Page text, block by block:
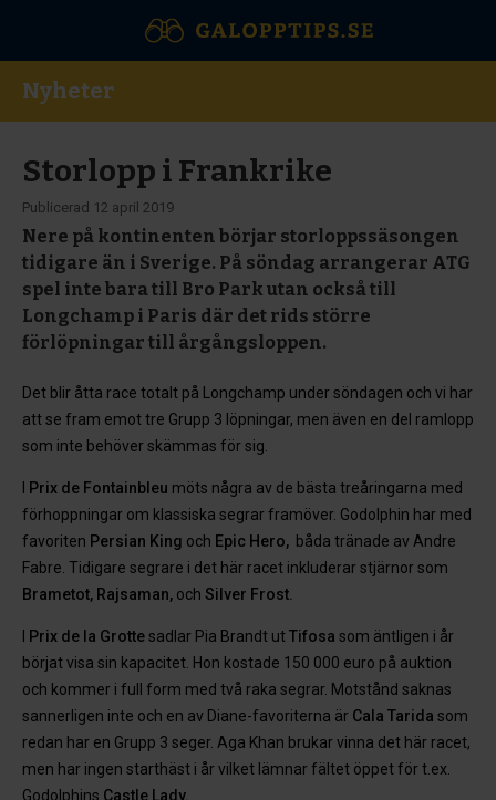
Nyheter
Storlopp i Frankrike
Publicerad 12 april 2019
Nere på kontinenten börjar storloppssäsongen
tidigare än i Sverige. På söndag arrangerar ATG
spel inte bara till Bro Park utan också till
Longchamp i Paris där det rids större
förlöpningar till årgångsloppen.
Det blir åtta race totalt på Longchamp under söndagen och vi har
att se fram emot tre Grupp 3 löpningar, men även en del ramlopp
som inte behöver skämmas för sig.
I Prix de Fontainbleu möts några av de bästa treåringarna med
förhoppningar om klassiska segrar framöver. Godolphin har med
favoriten Persian King och Epic Hero, båda tränade av Andre
Fabre. Tidigare segrare i det här racet inkluderar stjärnor som
Brametot, Rajsaman, och Silver Frost.
I Prix de la Grottesadlar Pia Brandt utTifosa som äntligen i år
börjat visa sin kapacitet. Hon kostade 150 000 euro på auktion
och kommer i full form med två raka segrar. Motstånd saknas
sannerligen inte och en av Diane-favoriterna är Cala Tarida som
redan har en Grupp 3 seger. Aga Khan brukar vinna det här racet,
men har ingen starthäst i år vilket lämnar fältet öppet för t.ex.
Godolphins Castle Lady.